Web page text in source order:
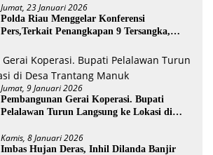
Jumat, 23 Januari 2026
Polda Riau Menggelar Konferensi
Pers,Terkait Penangkapan 9 Tersangka,
Tesso Nilo
Jumat, 9 Januari 2026
Pembangunan Gerai Koperasi. Bupati
Pelalawan Turun Langsung ke Lokasi di
Kamis, 8 Januari 2026
Imbas Hujan Deras, Inhil Dilanda Banjir